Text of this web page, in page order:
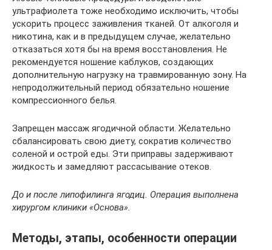
ультрафиолета тоже необходимо исключить, чтобы
ускорить процесс заживления тканей. От алкоголя и
никотина, как и в предыдущем случае, желательно
отказаться хотя бы на время восстановления. Не
рекомендуется ношение каблуков, создающих
дополнительную нагрузку на травмированную зону. На
непродолжительный период обязательно ношение
компрессионного белья.
Запрещен массаж ягодичной области. Желательно
сбалансировать свою диету, сократив количество
соленой и острой еды. Эти приправы задерживают
жидкость и замедляют рассасывание отеков.
До и после липофилинга ягодиц. Операция выполнена
хирургом клиники «Основа».
Методы, этапы, особенности операции